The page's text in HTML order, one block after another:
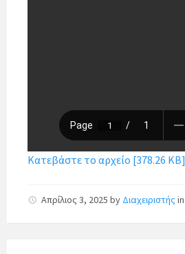
Κατεβάστε το αρχείο [378.26 KB]
Απρίλιος 3, 2025 by Διαχειριστής in